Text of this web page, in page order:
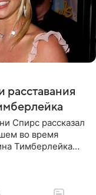
расставания
Спирс рассказал
во время
Тимберлейка